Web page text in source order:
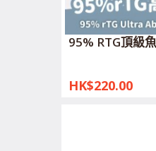
95% RTG頂級
HK$220.00